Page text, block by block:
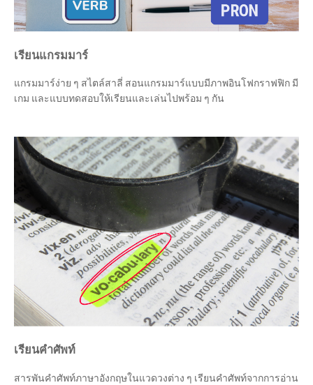
เรียนแกรมมาร์
แกรมมาร์ง่าย ๆ สไตล์สาลี่ สอนแกรมมาร์แบบมีภาพอินโฟกราฟฟิก มี
เกม และแบบทดสอบให้เรียนและเล่นไปพร้อม ๆ กัน
เรียนคำศัพท์
สารพันคำศัพท์ภาษาอังกฤษในแวดวงต่าง ๆ เรียนคำศัพท์จากการอ่าน